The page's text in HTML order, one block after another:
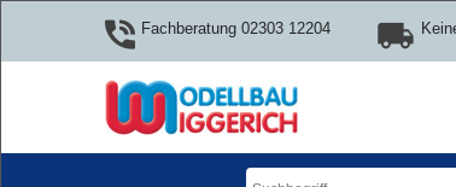
Fachberatung 02303 12204